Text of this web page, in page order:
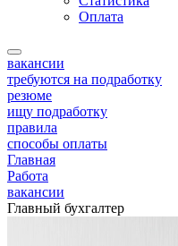
Оплата
вакансии
требуются на подработку
резюме
ищу подработку
правила
способы оплаты
Главная
Работа
вакансии
Главный бухгалтер